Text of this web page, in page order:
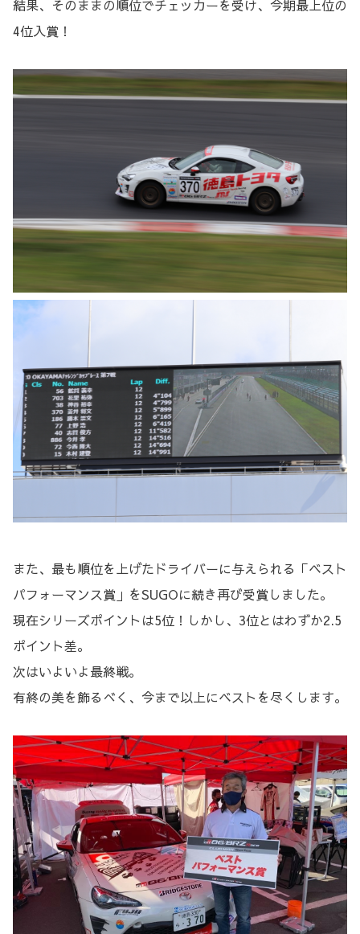
結果、そのままの順位でチェッカーを受け、今期最上位の
4位入賞！
また、最も順位を上げたドライバーに与えられる「ベスト
パフォーマンス賞」をSUGOに続き再び受賞しました。
現在シリーズポイントは5位！しかし、3位とはわずか2.5
ポイント差。
次はいよいよ最終戦。
有終の美を飾るべく、今まで以上にベストを尽くします。